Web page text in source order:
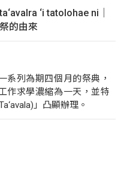
‘i tatolohae ni｜
的由來
系列為期四個月的祭典，
作求學濃縮為一天，並特
」凸顯辦理。